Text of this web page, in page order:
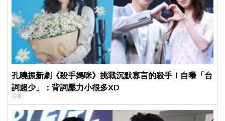
孔曉振新劇《殺手媽咪》挑戰沉默寡言的殺手！自曝「台
詞超少」：背詞壓力小很多XD
韓劇